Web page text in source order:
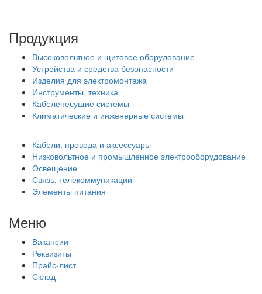
Продукция
Высоковольтное и щитовое оборудование
Устройства и средства безопасности
Изделия для электромонтажа
Инструменты, техника
Кабеленесущие системы
Климатические и инженерные системы
Кабели, провода и аксессуары
Низковольтное и промышленное электрооборудование
Освещение
Связь, телекоммуникации
Элементы питания
Меню
Вакансии
Реквизиты
Прайс-лист
Склад